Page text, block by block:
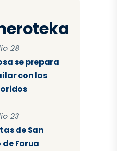
28
se prepara
con los
23
de San
Forua